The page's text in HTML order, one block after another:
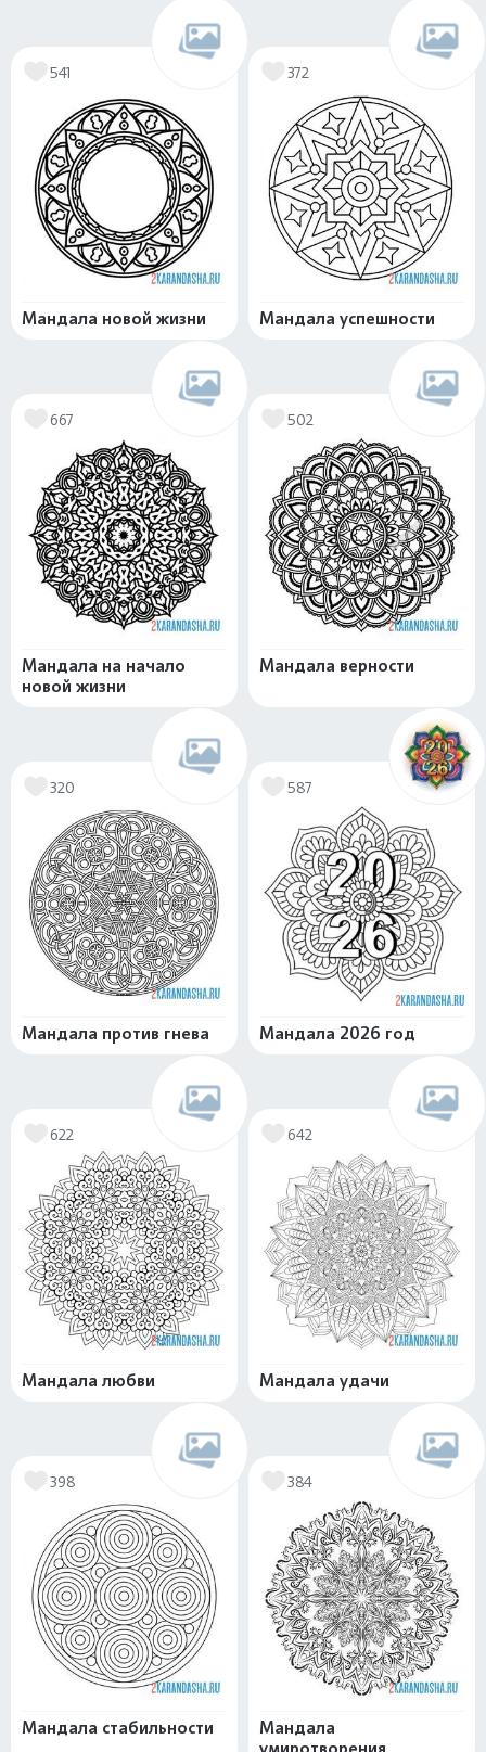
541
Мандала новой жизни
372
Мандала успешности
667
Мандала на начало
новой жизни
502
Мандала верности
320
Мандала против гнева
587
Мандала 2026 год
622
Мандала любви
642
Мандала удачи
398
Мандала стабильности
384
Мандала